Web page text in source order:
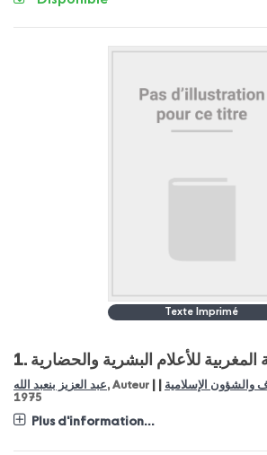
Texte Imprimé
1. المغربية للأعلام البشرية والحضارية
عبد العزيز بنعبد الله, Auteur والشؤون الإسلامية
1975
Plus d'information...